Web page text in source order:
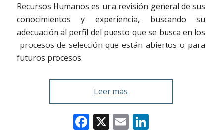
Recursos Humanos es una revisión general de sus
conocimientos y experiencia, buscando su
adecuación al perfil del puesto que se busca en los
procesos de selección que están abiertos o para
futuros procesos.
Leer más
Facebook
X EmailLinkedIn